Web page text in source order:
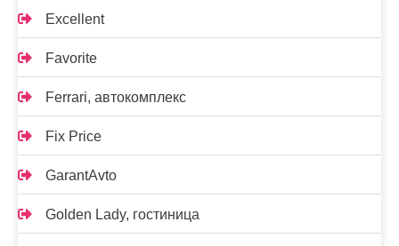
Excellent
Favorite
Ferrari, автокомплекс
Fix Price
GarantAvto
Golden Lady, гостиница